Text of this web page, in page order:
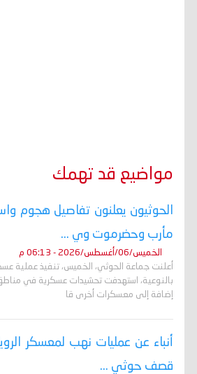
مواضيع قد تهمك
الحوثيون يعلنون تفاصيل هجوم
مأرب وحضرموت وي ...
الخميس/06/أغسطس/2026 - 06:13 م
أعلنت جماعة الحوثي، الخميس، تنفيذ عملية
بالنوعية، استهدفت تحشيدات عسكرية في مناطق
إضافة إلى معسكرات أخرى قا
أنباء عن عمليات نهب لمعسكر
قصف حوثي ...